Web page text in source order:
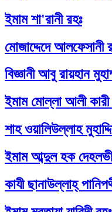
ইমাম শা'রানী রহঃ
মোজাদ্দেদে আলফেসানী
বিজ্ঞানী আবু রায়হান
ইমাম মোল্লা আলী কারী
শাহ ওয়ালিউল্লাহ
ইমাম আব্দুল হক
কাযী ছানাউল্লাহ্‌